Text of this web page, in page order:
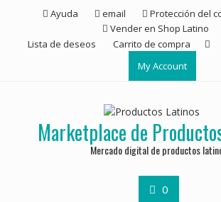
Ayuda email
Protección del
Vender en Shop Latino
Lista de deseos
Carrito de compra
My Account
Marketplace de
Mercado digital de productos
0